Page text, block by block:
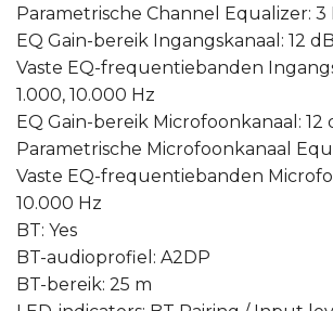
Parametrische Channel Equalizer: 3
EQ Gain-bereik Ingangskanaal: 12 dB
Vaste EQ-frequentiebanden
1.000, 10.000 Hz
EQ Gain-bereik Microfoonkanaal: 12
Parametrische Microfoonkanaal
Vaste EQ-frequentiebanden
10.000 Hz
BT: Yes
BT-audioprofiel: A2DP
BT-bereik: 25 m